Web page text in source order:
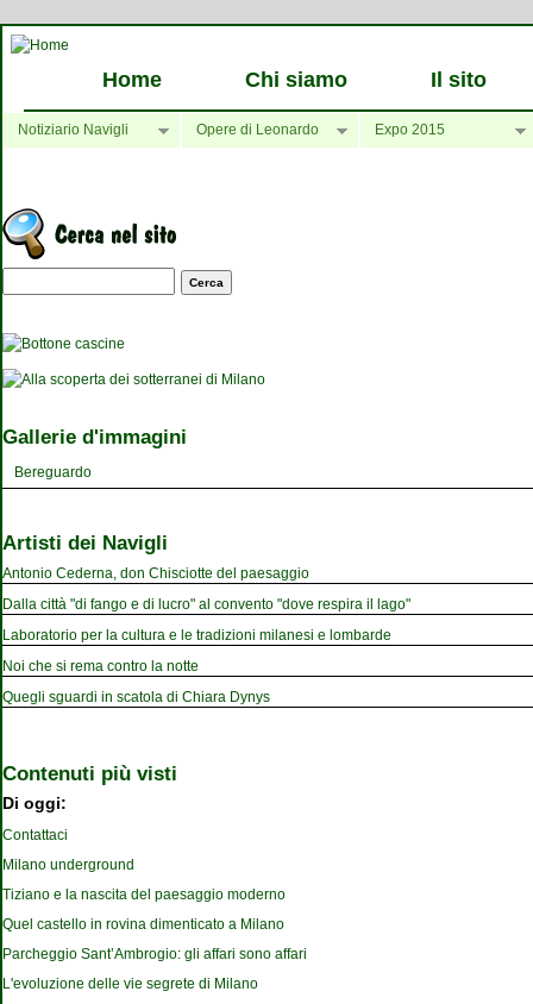
Home Chi siamo Il sito
Notiziario Navigli Opere di Leonardo Expo 2015
Maschera di ricerca
Gallerie d'immagini
Bereguardo
Artisti dei Navigli
Antonio Cederna, don Chisciotte del paesaggio
Dalla città "di fango e di lucro" al convento "dove respira il lago"
Laboratorio per la cultura e le tradizioni milanesi e lombarde
Noi che si rema contro la notte
Quegli sguardi in scatola di Chiara Dynys
Contenuti più visti
Di oggi:
Contattaci
Milano underground
Tiziano e la nascita del paesaggio moderno
Quel castello in rovina dimenticato a Milano
Parcheggio Sant’Ambrogio: gli affari sono affari
L'evoluzione delle vie segrete di Milano